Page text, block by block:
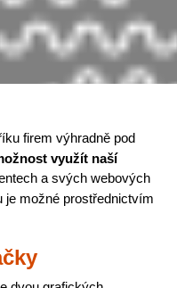
firem výhradně pod
využít naší
a svých webových
je možné prostřednictvím